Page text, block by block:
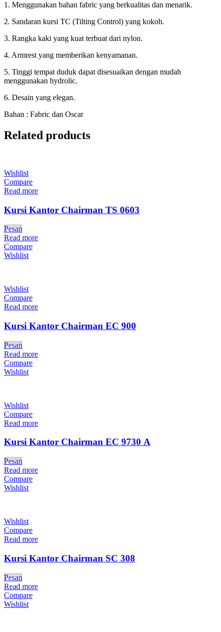
1. Menggunakan bahan fabric yang berkualitas dan menarik.
2. Sandaran kursi TC (Tilting Control) yang kokoh.
3. Rangka kaki yang kuat terbuat dari nylon.
4. Armrest yang memberikan kenyamanan.
5. Tinggi tempat duduk dapat disesuaikan dengan mudah
menggunakan hydrolic.
6. Desain yang elegan.
Bahan : Fabric dan Oscar
Related products
Wishlist
Compare
Read more
Kursi Kantor Chairman TS 0603
Pesan
Read more
Compare
Wishlist
Wishlist
Compare
Read more
Kursi Kantor Chairman EC 900
Pesan
Read more
Compare
Wishlist
Wishlist
Compare
Read more
Kursi Kantor Chairman EC 9730 A
Pesan
Read more
Compare
Wishlist
Wishlist
Compare
Read more
Kursi Kantor Chairman SC 308
Pesan
Read more
Compare
Wishlist